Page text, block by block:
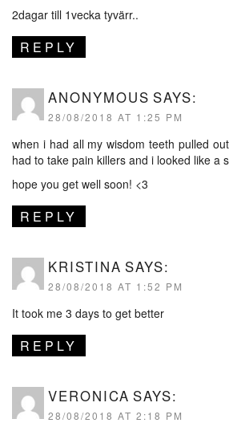
2dagar till 1vecka tyvärr..
REPLY
ANONYMOUS SAYS:
28/08/2018 AT 1:25 PM
when i had all my wisdom teeth pulled
had to take pain killers and i looked like a
hope you get well soon! <3
REPLY
KRISTINA SAYS:
28/08/2018 AT 1:52 PM
It took me 3 days to get better
REPLY
VERONICA SAYS:
28/08/2018 AT 2:18 PM